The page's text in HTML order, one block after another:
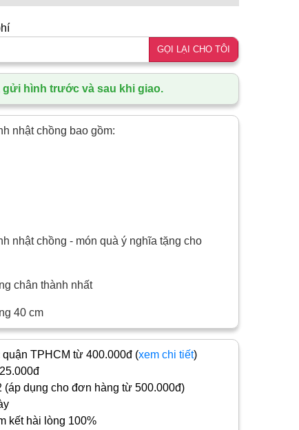
GỌI LẠI CHO TÔI
gửi hình trước và sau khi giao.
nhật chồng bao gồm:
nhật chồng - món quà ý nghĩa tặng cho
chân thành nhất
40 cm
TPHCM từ 400.000đ (xem chi tiết)
(áp dụng cho đơn hàng từ 500.000đ)
kết hài lòng 100%